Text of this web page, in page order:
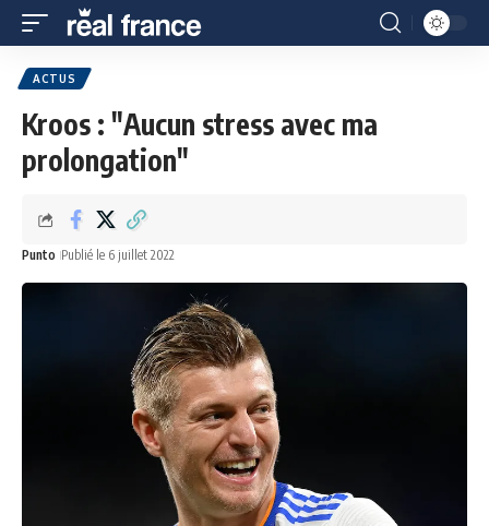
ACTUS
Kroos : "Aucun stress avec ma
prolongation"
Punto Publié le 6 juillet 2022